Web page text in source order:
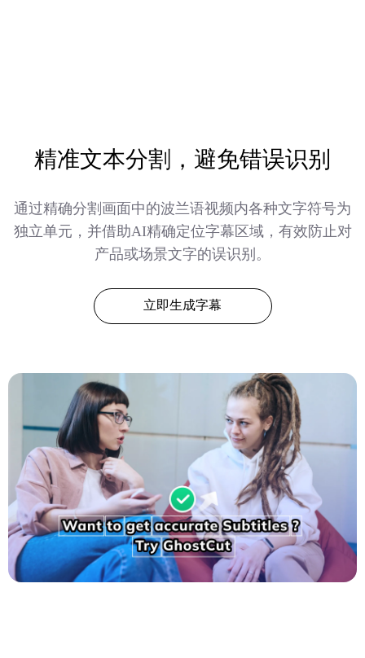
精准文本分割，避免错误识别
通过精确分割画面中的波兰语视频内各种文字符号为
独立单元，并借助AI精确定位字幕区域，有效防止对
产品或场景文字的误识别。
立即生成字幕